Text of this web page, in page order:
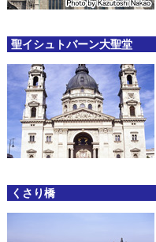
聖イシュトバーン大聖堂
くさり橋